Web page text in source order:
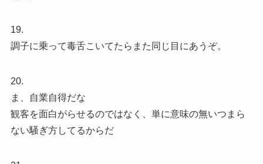
19.
調子に乗って毒舌こいてたらまた同じ目にあうぞ。
20.
ま、自業自得だな
観客を面白がらせるのではなく、単に意味の無いつまら
ない騒ぎ方してるからだ